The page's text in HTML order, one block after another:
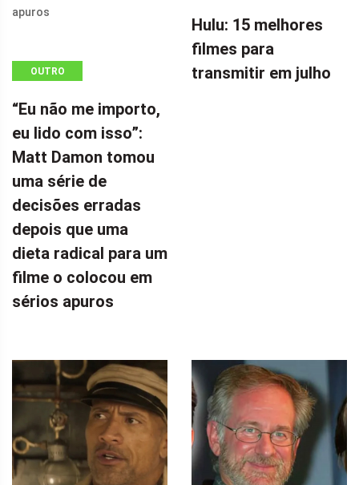
OUTRO
“Eu não me importo,
eu lido com isso”:
Matt Damon tomou
uma série de
decisões erradas
depois que uma
dieta radical para um
filme o colocou em
sérios apuros
Hulu: 15 melhores
filmes para
transmitir em julho